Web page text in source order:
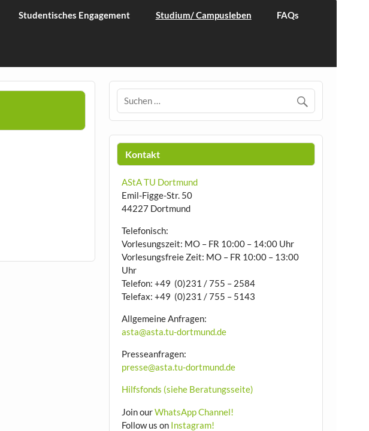
Studentisches Engagement Studium/ Campusleben FAQs
Kontakt
AStA TU Dortmund
Emil-Figge-Str. 50
44227 Dortmund
Telefonisch:
Vorlesungszeit: MO – FR 10:00 – 14:00 Uhr
Vorlesungsfreie Zeit: MO – FR 10:00 – 13:00
Uhr
Telefon: +49 (0)231 / 755 – 2584
Telefax: +49 (0)231 / 755 – 5143
Allgemeine Anfragen:
asta@asta.tu-dortmund.de
Presseanfragen:
presse@asta.tu-dortmund.de
Hilfsfonds (siehe Beratungsseite)
Join ourWhatsApp Channel!
Follow us on Instagram!